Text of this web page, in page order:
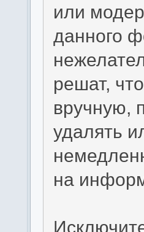
или
данного
решат,
вручную,
удалять
на